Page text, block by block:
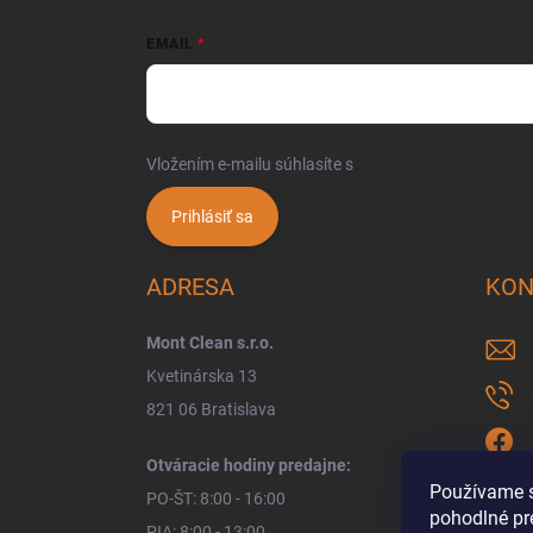
Používame
pohodlné
EMAIL
Vložením e-mailu súhlasíte s
Prihlásiť sa
ADRESA
Mont Clean s.r.o.
Kvetinárska 13
821 06 Bratislava
Otváracie hodiny predajne:
PO-ŠT: 8:00 - 16:00